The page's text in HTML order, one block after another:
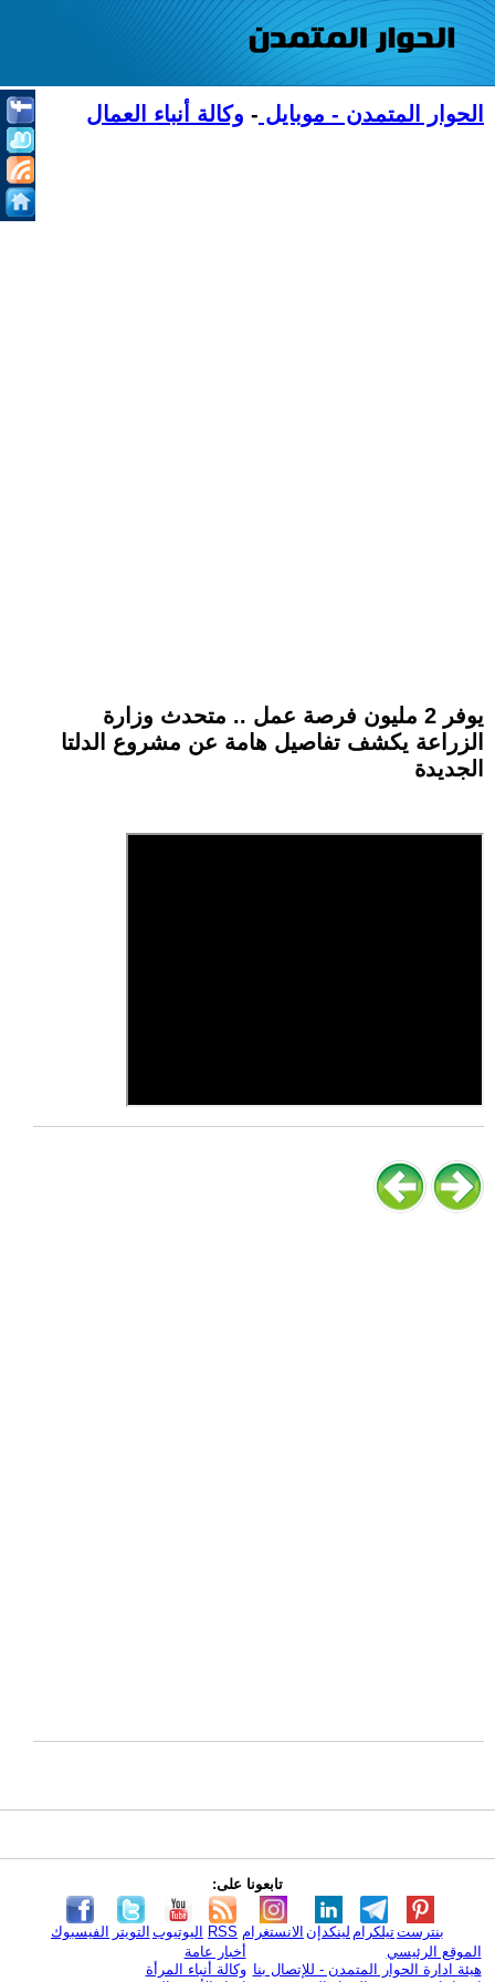
الحوار المتمدن - موبايل - وكالة أنباء العمال
يوفر 2 مليون فرصة عمل .. متحدث وزارة
الزراعة يكشف تفاصيل هامة عن مشروع الدلتا
الجديدة
تابعونا على:
الفيسبوك التويتر اليوتيوب RSS الانستغرام لينكدإن تيلكرامبنترست
الموقع الرئيسي
هيئة ادارة الحوار المتمدن - للإتصال بنا
أخبار عامة
وكالة أنباء المرأة